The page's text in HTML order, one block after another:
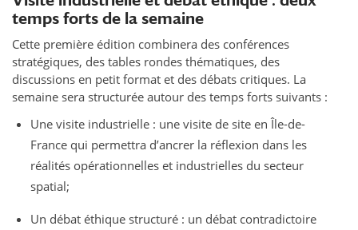
temps forts de la semaine
Cette première édition combinera des conférences
stratégiques, des tables rondes thématiques, des
discussions en petit format et des débats critiques. La
semaine sera structurée autour des temps forts suivants :
Une visite industrielle : une visite de site en Île-de-
France qui permettra d’ancrer la réflexion dans les
réalités opérationnelles et industrielles du secteur
spatial;
Un débat éthique structuré : un débat contradictoire